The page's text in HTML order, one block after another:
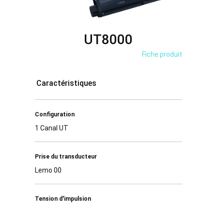
UT8000
Fiche produit
Caractéristiques
Configuration
1 Canal UT
Prise du transducteur
Lemo 00
Tension d'impulsion